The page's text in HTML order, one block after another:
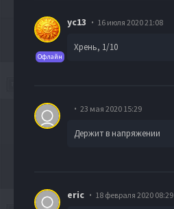
Офлайн
yc13 16 июля 2020 21:08
Хрень, 1/10
23 мая 2020 15:29
Держит в напряжении
eric 18 февраля 2020 08:29